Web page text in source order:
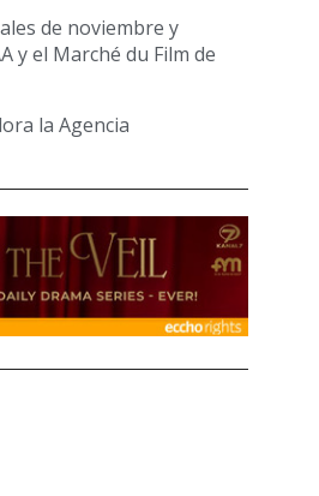
de noviembre y
y el Marché du Film de
la Agencia